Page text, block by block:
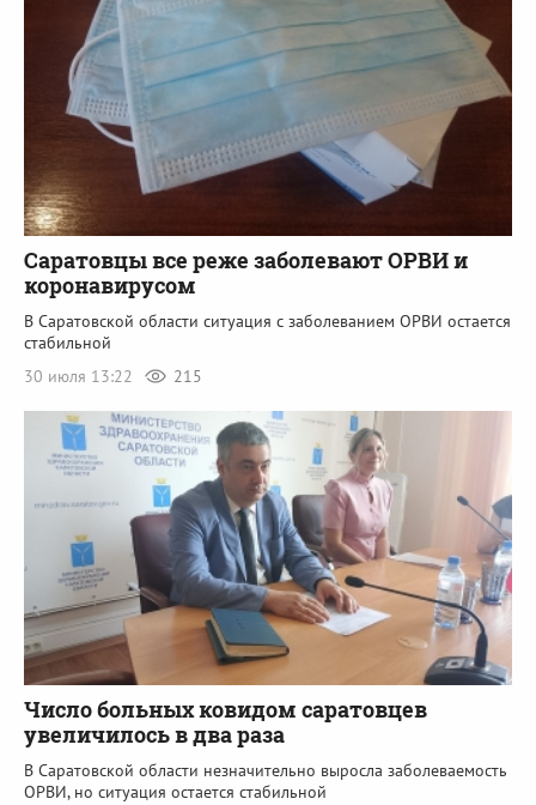
Саратовцы все реже заболевают ОРВИ и
коронавирусом
В Саратовской области ситуация с заболеванием ОРВИ остается
стабильной
30 июля 13:22
215
Число больных ковидом саратовцев
увеличилось в два раза
В Саратовской области незначительно выросла заболеваемость
ОРВИ, но ситуация остается стабильной